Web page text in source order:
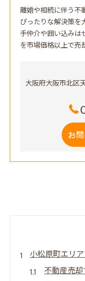
離婚や相続に伴う不
ぴったりな解決策を
手仲介や囲い込みは
を市場価格以上で売
大阪府大阪市北区
お
小松原町エリ
不動産売